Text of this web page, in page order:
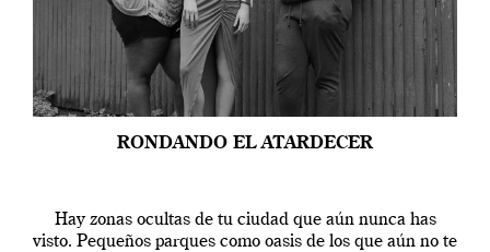
RONDANDO EL ATARDECER
Hay zonas ocultas de tu ciudad que aún nunca has
visto. Pequeños parques como oasis de los que aún no te